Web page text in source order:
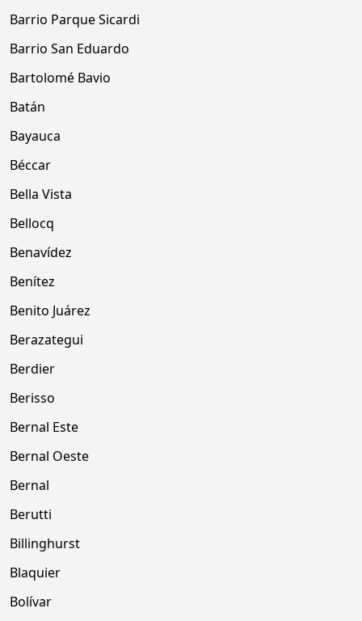
Barrio Parque Sicardi
Barrio San Eduardo
Bartolomé Bavio
Batán
Bayauca
Béccar
Bella Vista
Bellocq
Benavídez
Benítez
Benito Juárez
Berazategui
Berdier
Berisso
Bernal Este
Bernal Oeste
Bernal
Berutti
Billinghurst
Blaquier
Bolívar